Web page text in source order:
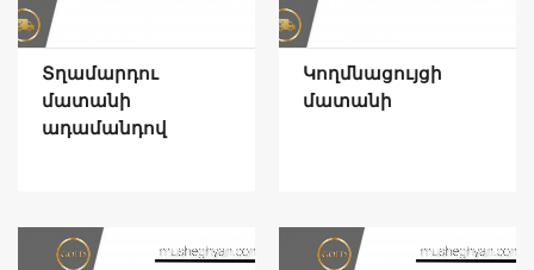
Տղամարդու
մատանի
ադամանդով
Կողմնացույցի
մատանի